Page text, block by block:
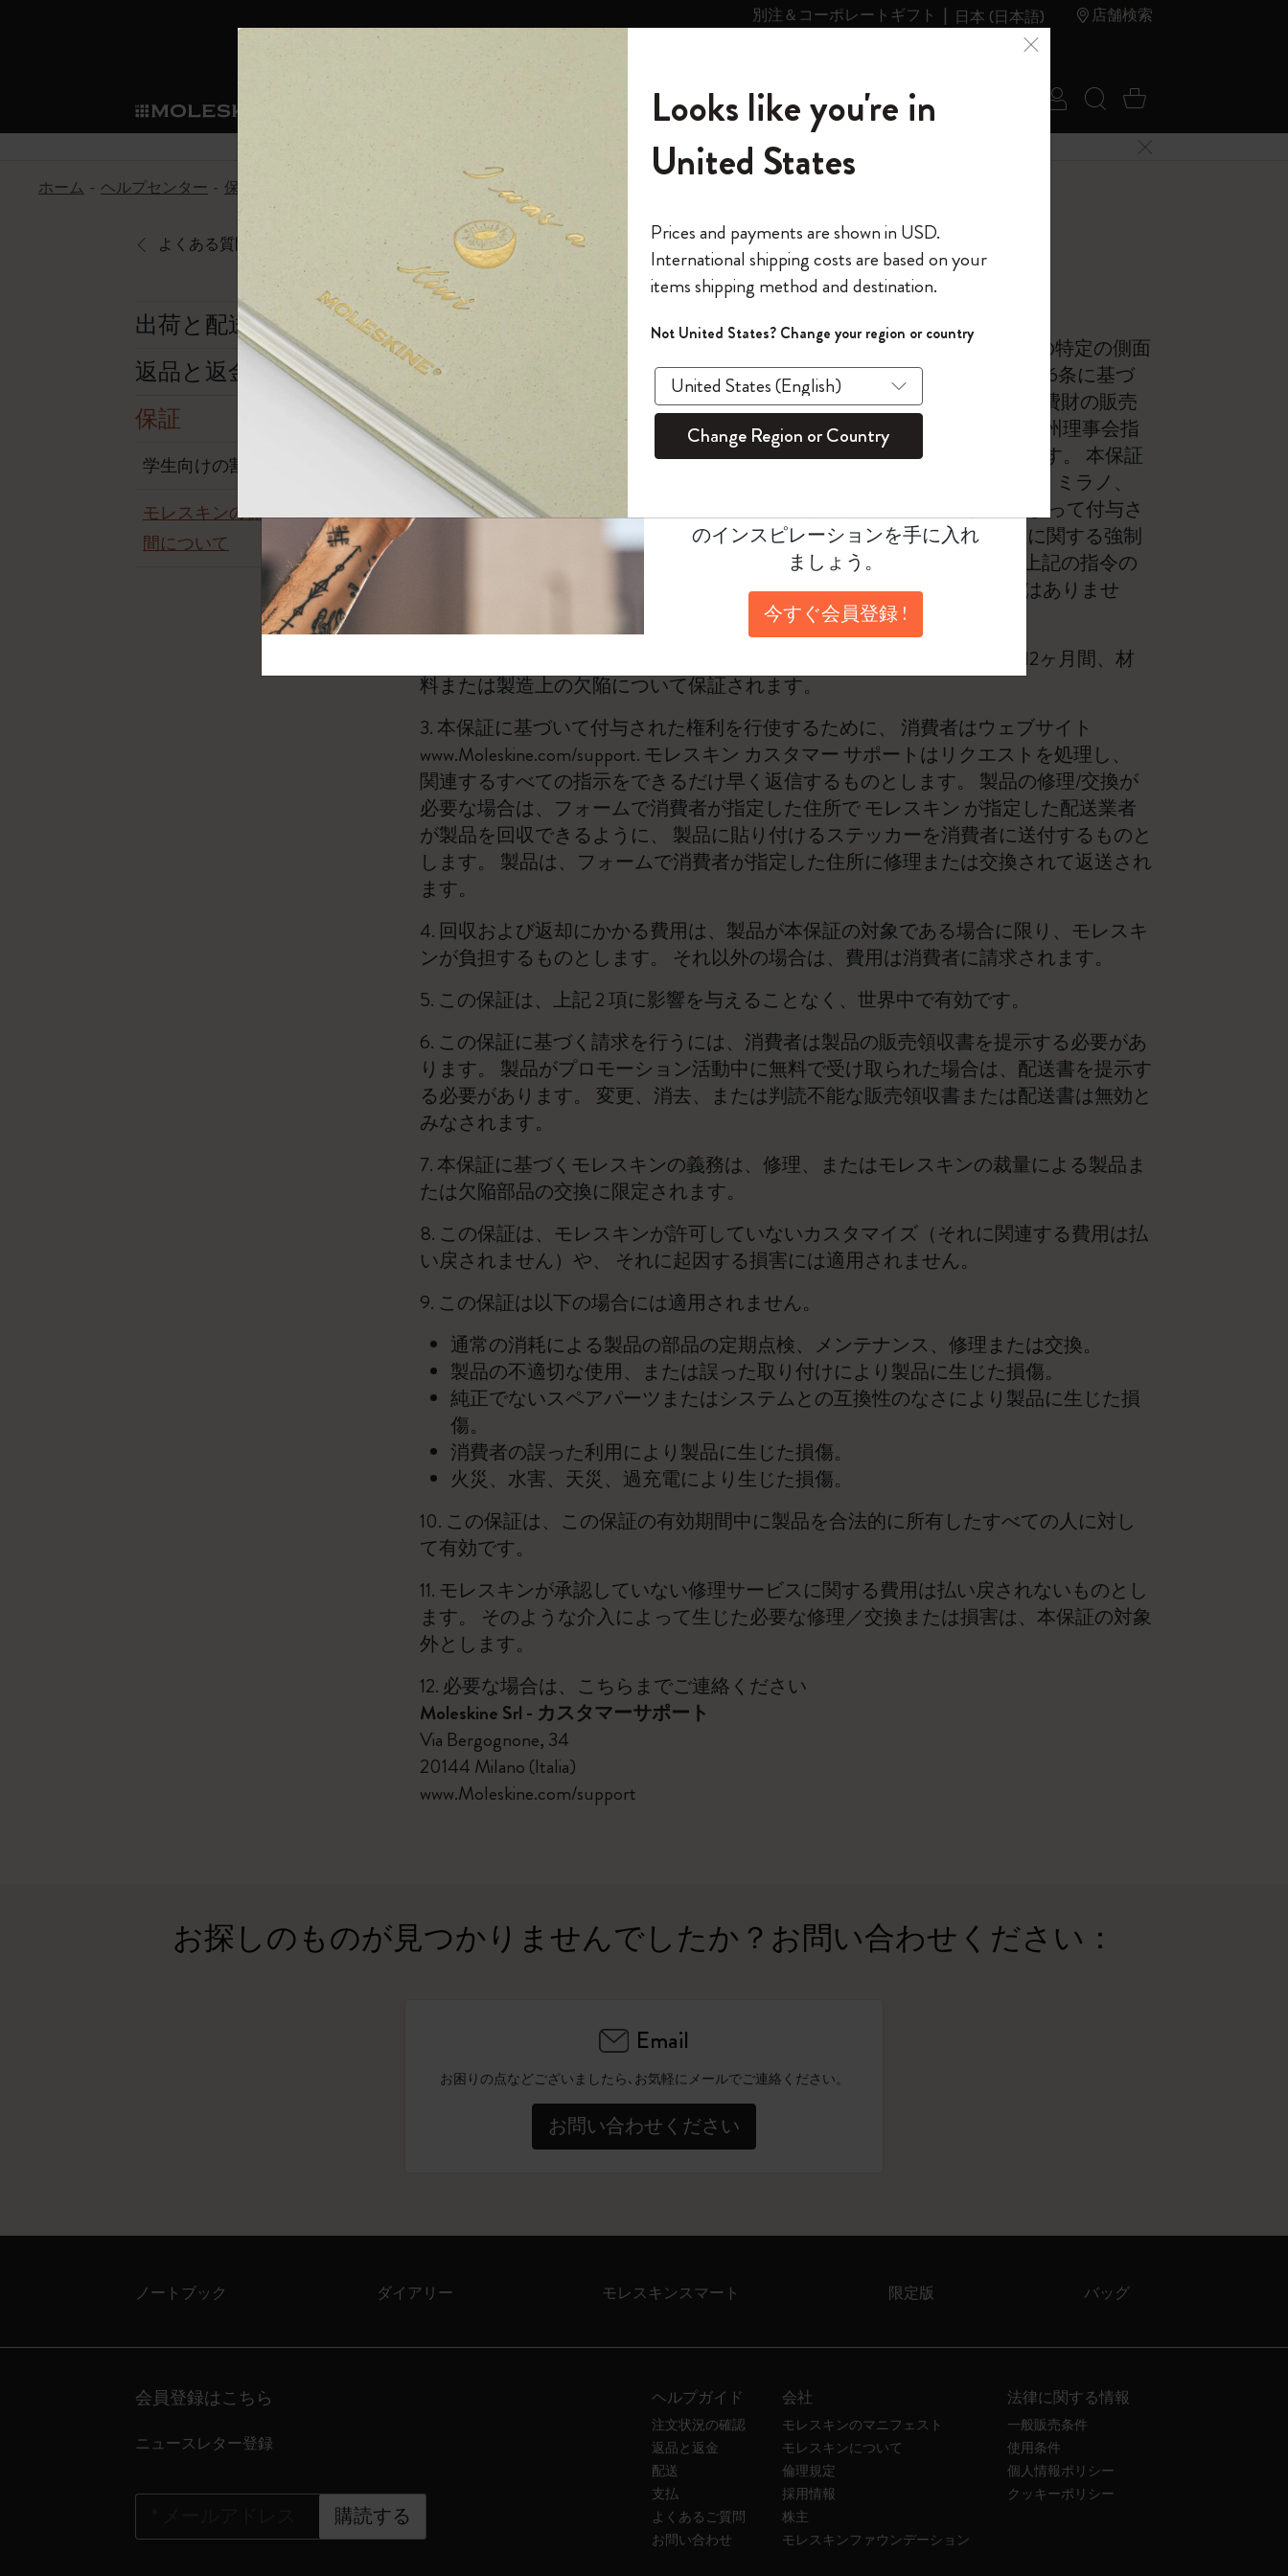
別注＆コーポレートギフト 日本 (日本語) 店舗検索
ショ
ノートブック
ノートブック
The Original Notebook
ミニノートブックチャーム
カイエ ＆ ジャーナル
セット
パッションジャーナル
スチューデントカイエジャーナル
ダイアリー
サブカテゴリ
ダイアリー
パーソナル・ダイアリー
12カ月ダイアリー
15ヶ月プランナー
ウィークリープランナー
デイリープランナー
マンスリープランナー
ライフプランナー・コレクション
アカデミック・プランナー
モレスキンスマート
サブカテゴリ
すべて見る
スマートライティング・システム
モレスキンスマートスマートとは
アプリ・サービス
ライティングツール
サブカテゴリ
モレスキンスマート
Blackwing x モレスキン
Kaweco x モレスキン
ペン & ペンシル
限定版ノートブック
Reframe サングラス
ムーミン コレクション
キム・ジョンギコレクション
「Alice's Adventures in Wonderland」コレ
『ロード・オブ・ザ・リング』コレク
カラーパターン ノートブック
サクラコレクション
馬年コレクション
ISSEY MIYAKE | モレスキン のコレク
ション
ナサにインスパイアされたコレクショ
ン
Impressions of Impressionism コレクショ
ン
プレシャス & エシカル コレクション
City Guide Notebooks LUXE x モレスキ
カサ・バトリョ 限定版コレクション
アイ アム ザ シティ コレクション
星の王子さま
Mardi Mercredi × モレスキン
ハリー・ポッターの呪文コレクション
サブカテゴリ
キム・ジョンギコレクション
Impressions of Impressionism コレクショ
ン
カサ・バトリョ 限定版コレクション
ゴッホ美術館
サブカテゴリ
すべて見る
バックパック
限定版バックパック
Shopper paper – made Collection
ギフト
サブカテゴリ
アートを愛する方への贈り物
プロフェッショナルへの贈り物
ミニマリストへの贈り物
マキシマリストへの贈り物
健康を愛する方への贈り物です
趣味を愛する方へのギフト
サブカテゴリ
カントリー・テーマ・ピンズ・コレク
ション
サブカテゴリ
プライドをいつも胸に
Mardi Mercredi × モレスキン
スマートライティング・シス
テム
サブカテゴリ
スマートライティング・システム
スマートノートブック
スマートダイアリー
モレスキンスマートスマート
アプリ・サービス
サブカテゴリ
Notes
モレスキン Journal
モレスキン Planner
パーソナライズサ
ービス
サブカテゴリ
カスタムダイアリー
カスタムノートブック
パッチ
和紙テープ
ミニノートブックチャーム
別注＆コーポレートギフト
リー
の世界
サブカテゴリ
モレスキンメンバーシップ
我々の歴史
モレスキンのマニフェスト
ペンと紙の力
持続可能な創造性
ール
ログイン
今すぐメンバー登録
ウェルカムオファー: 次回のご購入時に10% オフと送料無料
通常特典: パーソナライズの2冊ご購入で1冊無料
バースデー特典: 1回限りの割引（1ヶ月有効）
先行プレビュー: 新作コレクションへの先行アクセス
伝説的なお得情報: 会員限定の特別サプライズ
セールへの早期アクセス: お得な情報をいち早くチェック
モレスキン限定イベント: 優先アクセス
返品期間の延長: 1ヶ月間
モレスキンの世界へようこそ
*メールアドレス
*パスワード
このデバイスで情報を保存する
ログイン
検索 (キーワード
カート 0 アイ
6,500円以上のご購入で送料無料
メニューを閉じる
ホーム
ヘルプセンター 保証 モレスキンの保証内容や保証期間について
よくある質問に戻る
モレスキンの保証内容や保証期間について
1. 本保証は、EU加盟国が実施する 「消費者製品の販売及び関連する保証の特定の側面
に関する1999年5月25日の欧州議会及び 欧州理事会指令1999/44/CE」の第6条に基づ
く商業保証（以下「保証」という。本保証は、EU加盟国が実施する 「消費財の販売
及び関連する保証の特定の側面に関する1999年5月25日の欧州議会及び欧州理事会指
令1999/44/CE」の第6条に基づく商業保証（以下「保証」といいます）です。 本保証
は、モレスキンブランドの製品（以下「本製品」）に関して、 イタリア、ミラノ、
viale Piceno 17に法的事務所を置くMoleskine Srl（以下「モレスキン」）によって付与さ
れるものです。 本保証は、上記指令の第3条に規定される製品の適合性に関する強制
的な権利を損なうものではありません。 保証は、EU加盟国が実施する上記の指令の
第3条に規定される製品の適合性に関する強制的な権利を損なうものではありませ
2. EU域内では、本製品は購入日から24ヶ月間、EU域外では購入日から12ヶ月間、材
料または製造上の欠陥について保証されます。
3. 本保証に基づいて付与された権利を行使するために、 消費者はウェブサイト
www.Moleskine.com/support. モレスキン カスタマー サポートはリクエストを処理し、
関連するすべての指示をできるだけ早く返信するものとします。 製品の修理/交換が
必要な場合は、フォームで消費者が指定した住所で モレスキン が指定した配送業者
が製品を回収できるように、 製品に貼り付けるステッカーを消費者に送付するも​​のと
します。 製品は、フォームで消費者が指定した住所に修理または交換されて返送され
ます。
4. 回収および返却にかかる費用は、製品が本保証の対象である場合に限り、モレスキ
ンが負担するものとします。 それ以外の場合は、費用は消費者に請求されます。
5. この保証は、上記 2 項に影響を与えることなく、世界中で有効です。
6. この保証に基づく請求を行うには、消費者は製品の販売領収書を提示する必要があ
ります。 製品がプロモーション活動中に無料で受け取られた場合は、配送書を提示す
る必要があります。 変更、消去、または判読不能な販売領収書または配送書は無効と
みなされます。
7. 本保証に基づくモレスキンの義務は、修理、またはモレスキンの裁量による製品ま
たは欠陥部品の交換に限定されます。
8. この保証は、モレスキンが許可していないカスタマイズ（それに関連する費用は払
い戻されません）や、 それに起因する損害には適用されません。
9. この保証は以下の場合には適用されません。
通常の消耗による製品の部品の定期点検、メンテナンス、修理または交換。
製品の不適切な使用、または誤った取り付けにより製品に生じた損傷。
純正でないスペアパーツまたはシステムとの互換性のなさにより製品に生じた損
傷。
消費者の誤った利用により製品に生じた損傷。
火災、水害、天災、過充電により生じた損傷。
10. この保証は、この保証の有効期間中に製品を合法的に所有したすべての人に対し
て有効です。
11. モレスキンが承認していない修理サービスに関する費用は払い戻されないものとし
ます。 そのような介入によって生じた必要な修理／交換または損害は、本保証の対象
外とします。
12. 必要な場合は、こちらまでご連絡ください
Moleskine Srl - カスタマーサポート
Via Bergognone, 34
20144 Milano (Italia)
www.Moleskine.com/support
出荷と配送
返品と返金
保証
学生向けの割引はありますか?
モレスキンの保証内容や保証期
間について
お探しのものが見つかりませんでしたか？お問い合わせください：
Email
お困りの点などございましたら､お気軽にメールでご連絡ください。
お問い合わせください
ノートブック ダイアリー モレスキンスマート 限定版 バッグ
会員登録はこちら
ニュースレター登録
購読する
ヘルプガイド
注文状況の確認
返品と返金
配送
支払
よくあるご質問
お問い合わせ
会社
モレスキンのマニフェスト
モレスキンについて
倫理規定
採用情報
株主
モレスキンファウンデーション
法律に関する情報
一般販売条件
使用条件
個人情報ポリシー
クッキーポリシー
モレスキンの世界へようこそ
今すぐ会員登録して、コード
「WELCOME10」を入力すると、初
回注文が10%オフ＋送料無料になり
ます。セール・アウトレット品は
適用外。
のインスピレーションを手に入れ
ましょう。
今すぐ会員登録 !
Looks like you're in
United States
Prices and payments are shown in USD.
International shipping costs are based on your
items shipping method and destination.
Not United States? Change your region or country
Change Region or Country